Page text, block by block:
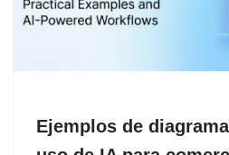
Ejemplos de